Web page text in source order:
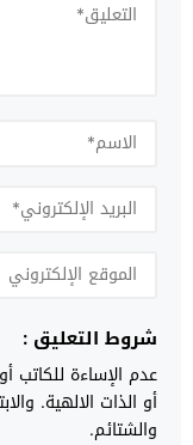
شروط التعليق :
عدم الإساءة للكاتب
أو الذات الالهية.
والشتائم.